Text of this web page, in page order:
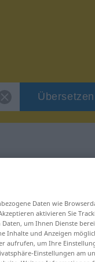
Übersetzen
Daten wie
aktivieren Sie
um Ihnen Dienste
Inhalte und Anzeigen
aufrufen, um Ihre
Einstellungen am